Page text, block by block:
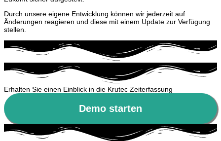
Durch unsere eigene Entwicklung können wir jederzeit auf
Änderungen reagieren und diese mit einem Update zur Verfügung
stellen.
Erhalten Sie einen Einblick in die Krutec Zeiterfassung
Demo starten